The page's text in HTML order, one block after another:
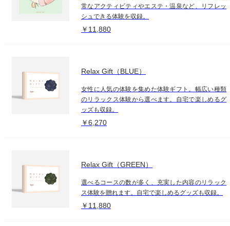
常なアクティビティやエステ・温泉など、リフレッ
シュできる体験を収録。
￥11,880
Relax Gift（BLUE）
女性に人気の体験を集めた体験ギフト。幅広い種類
のリラックス体験から選べます。自宅で楽しめるグ
ッズも収録。
￥6,270
Relax Gift（GREEN）
選べるコースの数が多く、充実した内容のリラック
ス体験を贈れます。自宅で楽しめるグッズも収録。
￥11,880